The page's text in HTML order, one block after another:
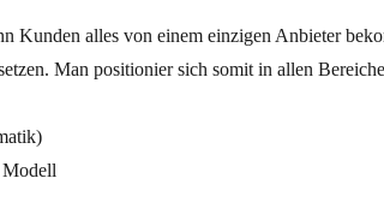
Kunden alles von einem einzigen Anbieter
Man positionier sich somit in allen
Modell